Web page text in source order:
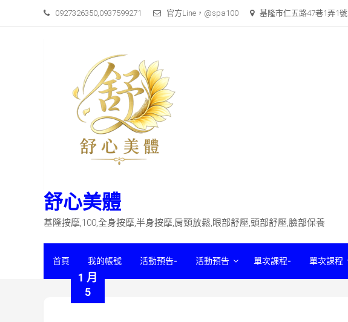
0927326350,0937599271 官方Line，@spa100 基隆市仁五路47巷1弄1號
舒心美體
基隆按摩,100,全身按摩,半身按摩,肩頸放鬆,眼部舒壓,頭部舒壓,臉部保養
首頁 我的帳號 活動預告- 活動預告 單次課程- 單次課程
1 月
5